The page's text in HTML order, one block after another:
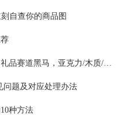
自查你的商品图
亚克力/木质/铁艺/ 玻璃挂钟选品全解析！
问题及对应处理办法
种方法